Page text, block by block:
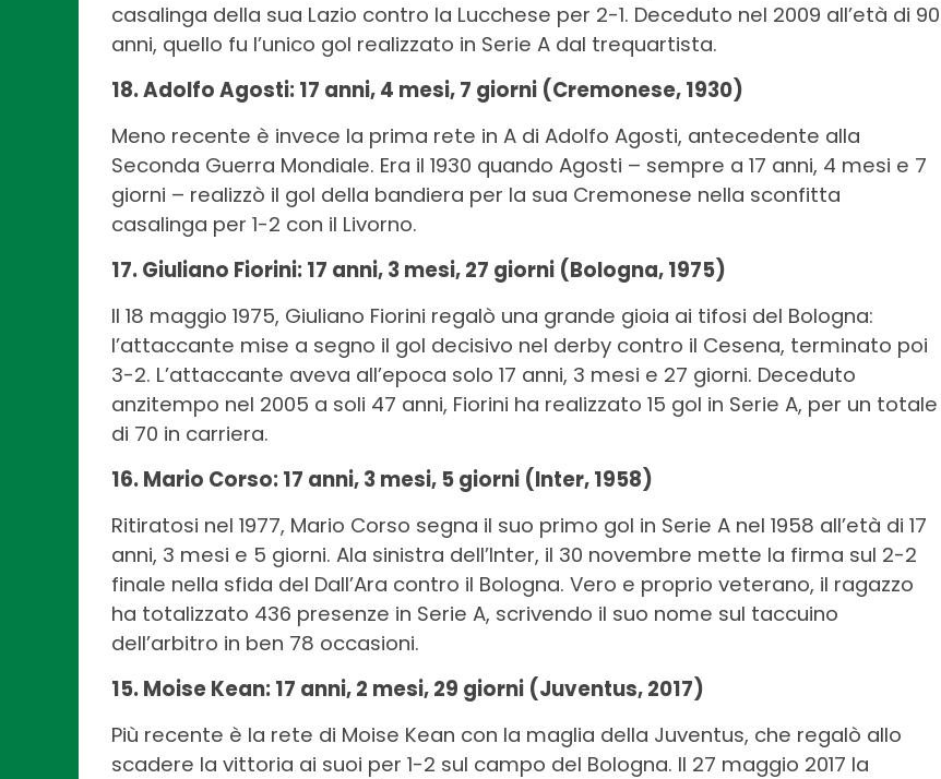
casalinga della sua Lazio contro la Lucchese per 2-1. Deceduto nel 2009 all’età di 90
anni, quello fu l’unico gol realizzato in Serie A dal trequartista.
18. Adolfo Agosti: 17 anni, 4 mesi, 7 giorni (Cremonese, 1930)
Meno recente è invece la prima rete in A di Adolfo Agosti, antecedente alla
Seconda Guerra Mondiale. Era il 1930 quando Agosti – sempre a 17 anni, 4 mesi e 7
giorni – realizzò il gol della bandiera per la sua Cremonese nella sconfitta
casalinga per 1-2 con il Livorno.
17. Giuliano Fiorini: 17 anni, 3 mesi, 27 giorni (Bologna, 1975)
Il 18 maggio 1975, Giuliano Fiorini regalò una grande gioia ai tifosi del Bologna:
l’attaccante mise a segno il gol decisivo nel derby contro il Cesena, terminato poi
3-2. L’attaccante aveva all’epoca solo 17 anni, 3 mesi e 27 giorni. Deceduto
anzitempo nel 2005 a soli 47 anni, Fiorini ha realizzato 15 gol in Serie A, per un totale
di 70 in carriera.
16. Mario Corso: 17 anni, 3 mesi, 5 giorni (Inter, 1958)
Ritiratosi nel 1977, Mario Corso segna il suo primo gol in Serie A nel 1958 all’età di 17
anni, 3 mesi e 5 giorni. Ala sinistra dell’Inter, il 30 novembre mette la firma sul 2-2
finale nella sfida del Dall’Ara contro il Bologna. Vero e proprio veterano, il ragazzo
ha totalizzato 436 presenze in Serie A, scrivendo il suo nome sul taccuino
dell’arbitro in ben 78 occasioni.
15. Moise Kean: 17 anni, 2 mesi, 29 giorni (Juventus, 2017)
Più recente è la rete di Moise Kean con la maglia della Juventus, che regalò allo
scadere la vittoria ai suoi per 1-2 sul campo del Bologna. Il 27 maggio 2017 la